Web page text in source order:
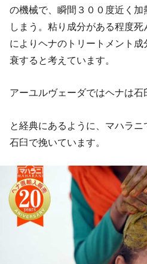
の機械で、瞬間３００度近く
しまう。粘り成分がある程度
によりヘナのトリートメント
衰すると考えています。
アーユルヴェーダではヘナは石
と経典にあるように、マハラ
石臼で挽いています。